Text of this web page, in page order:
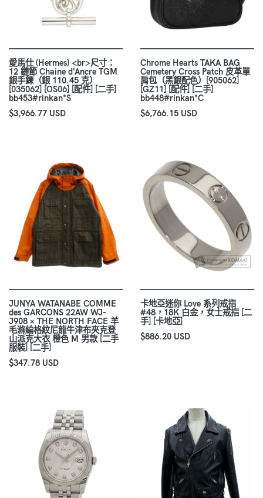
愛馬仕 (Hermes) <br>尺寸：
12 鏈節 Chaine d'Ancre TGM
銀手鍊（銀 110.45 克）
[035062] [OS06] [配件] [二手]
bb453#rinkan*S
$3,966.77 USD
Chrome Hearts TAKA BAG
Cemetery Cross Patch 皮革單
肩包（黑銀配色）[905062]
[GZ11] [配件] [二手]
bb448#rinkan*C
$6,766.15 USD
JUNYA WATANABE COMME
des GARCONS 22AW WJ-
J908 × THE NORTH FACE 羊
毛滌綸格紋尼龍牛津布夾克登
山派克大衣 橙色 M 男款 [二手
服裝] [二手]
$347.78 USD
卡地亞迷你 Love 系列戒指
#48，18K 白金，女士戒指 [二
手] [卡地亞]
$886.20 USD